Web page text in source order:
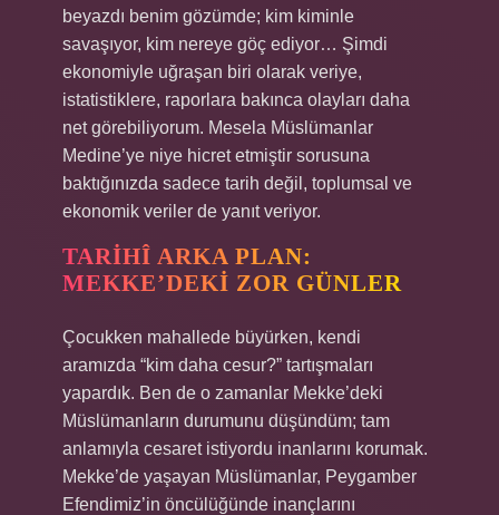
beyazdı benim gözümde; kim kiminle
savaşıyor, kim nereye göç ediyor… Şimdi
ekonomiyle uğraşan biri olarak veriye,
istatistiklere, raporlara bakınca olayları daha
net görebiliyorum. Mesela Müslümanlar
Medine’ye niye hicret etmiştir sorusuna
baktığınızda sadece tarih değil, toplumsal ve
ekonomik veriler de yanıt veriyor.
TARIHÎ ARKA PLAN:
MEKKE’DEKI ZOR GÜNLER
Çocukken mahallede büyürken, kendi
aramızda “kim daha cesur?” tartışmaları
yapardık. Ben de o zamanlar Mekke’deki
Müslümanların durumunu düşündüm; tam
anlamıyla cesaret istiyordu inanlarını korumak.
Mekke’de yaşayan Müslümanlar, Peygamber
Efendimiz’in öncülüğünde inançlarını